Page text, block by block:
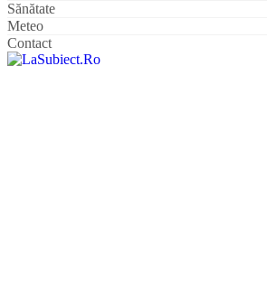
Sănătate
Meteo
Contact